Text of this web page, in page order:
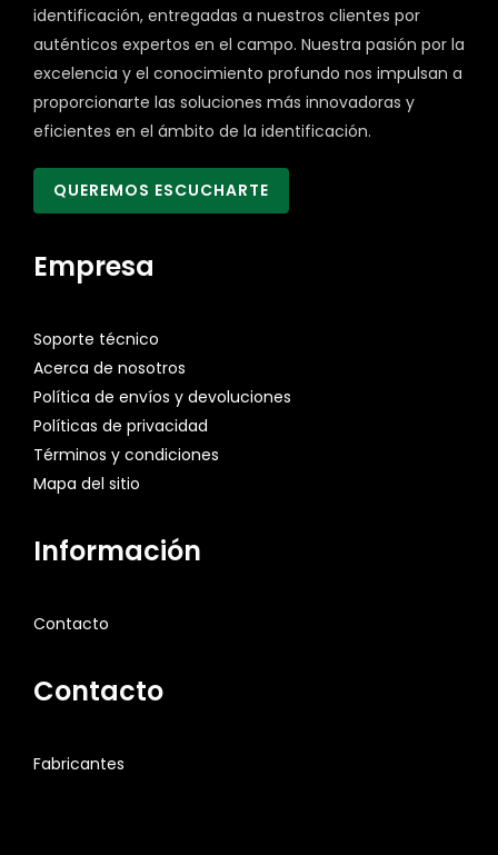
identificación, entregadas a nuestros clientes por
auténticos expertos en el campo. Nuestra pasión por la
excelencia y el conocimiento profundo nos impulsan a
proporcionarte las soluciones más innovadoras y
eficientes en el ámbito de la identificación.
QUEREMOS ESCUCHARTE
Empresa
Soporte técnico
Acerca de nosotros
Política de envíos y devoluciones
Políticas de privacidad
Términos y condiciones
Mapa del sitio
Información
Contacto
Contacto
Fabricantes